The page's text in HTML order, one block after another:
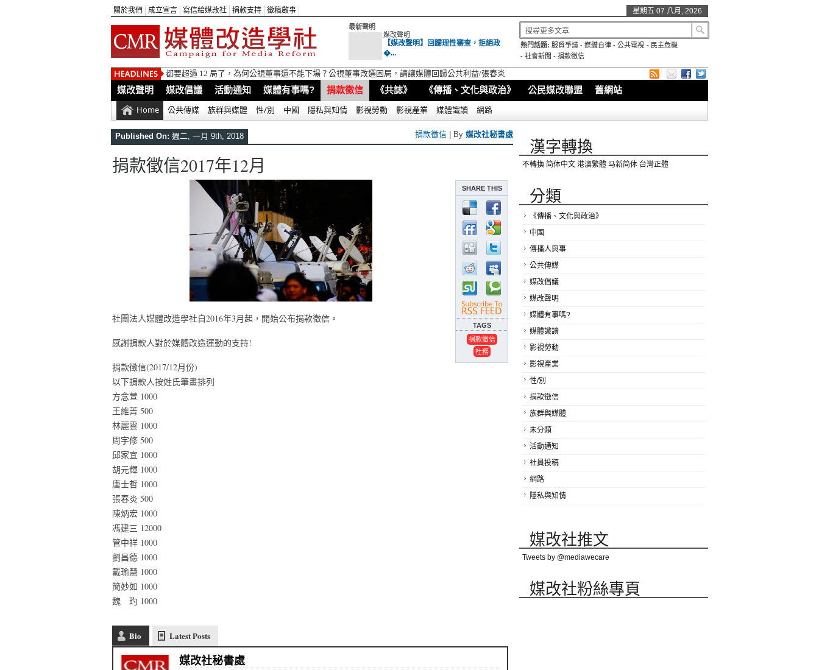
關於我們 成立宣言 寫信給媒改社 捐款支持 徵稿啟事 星期五 07 八月, 2026
最新聲明
媒改聲明
【媒改聲明】回歸理性審查，拒絕政
�...
熱門話題: 服貿爭議 -媒體自律 -公共電視 - 民主危機
- 社會新聞 - 捐款徵信
都要超過 12 局了，為何公視董事還不能下場？公視董事改選困局，請讓媒體回歸公共利益/張春炎
媒改聲明 媒改倡議 活動通知 媒體有事嗎? 捐款徵信 《共誌》 《傳播、文化與政治》 公民媒改聯盟 舊網站
Home 公共傳媒 族群與媒體 性/別 中國 隱私與知情 影視勞動 影視產業 媒體識讀 網路
Published On: 週二, 一月 9th, 2018 捐款徵信 | By 媒改社秘書處
捐款徵信2017年12月
SHARE THIS
TAGS
捐款徵信
社務
社團法人媒體改造學社自2016年3月起，開始公布捐款徵信。
感謝捐款人對於媒體改造運動的支持!
捐款徵信(2017/12月份)
以下捐款人按姓氏筆畫排列
方念萱 1000
王維菁 500
林麗雲 1000
周宇修 500
邱家宜 1000
胡元輝 1000
唐士哲 1000
張春炎 500
陳炳宏 1000
馮建三 12000
管中祥 1000
劉昌德 1000
戴瑜慧 1000
簡妙如 1000
魏 玓 1000
Bio Latest Posts
媒改社秘書處
漢字轉換
不轉換 简体中文 港澳繁體 马新简体 台灣正體
分類
《傳播、文化與政治》
中國
傳播人與事
公共傳媒
媒改倡議
媒改聲明
媒體有事嗎?
媒體識讀
影視勞動
影視產業
性/別
捐款徵信
族群與媒體
未分類
活動通知
社員投稿
網路
隱私與知情
媒改社推文
Tweets by @mediawecare
媒改社粉絲專頁